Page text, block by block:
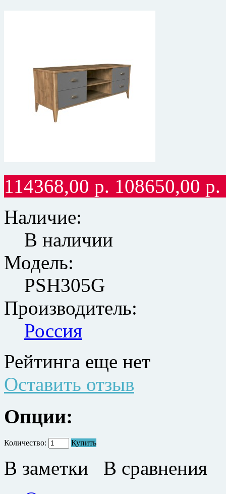
114368,00 р. 108650,00 р.
Наличие:
В наличии
Модель:
PSH305G
Производитель:
Россия
Рейтинга еще нет
Оставить отзыв
Опции:
Количество: Купить
В заметки
В сравнения